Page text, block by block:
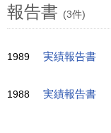
報告書 (3件)
1989 実績報告書
1988 実績報告書